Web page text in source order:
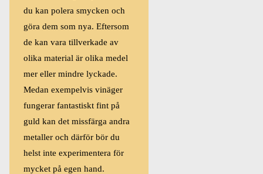
du kan polera smycken och
göra dem som nya. Eftersom
de kan vara tillverkade av
olika material är olika medel
mer eller mindre lyckade.
Medan exempelvis vinäger
fungerar fantastiskt fint på
guld kan det missfärga andra
metaller och därför bör du
helst inte experimentera för
mycket på egen hand.